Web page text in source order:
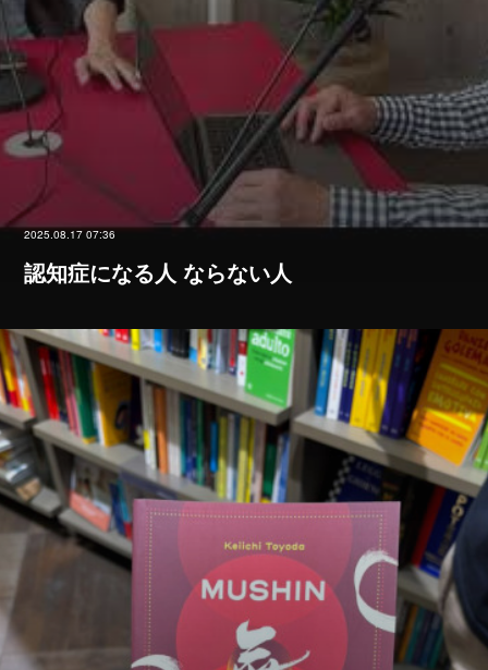
2025.08.17 07:36
認知症になる人 ならない人